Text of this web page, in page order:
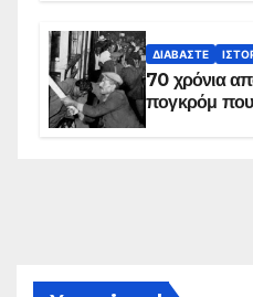
ΔΙΑΒΆΣΤΕ
70 χρόνια
πογκρόμ